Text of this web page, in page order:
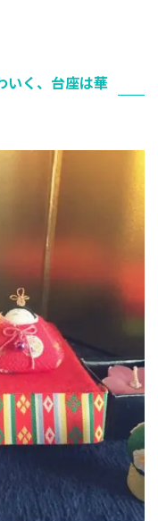
いく、台座は華